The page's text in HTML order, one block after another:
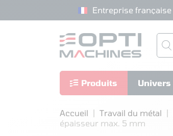
Entreprise française
Produits Univers
Accueil Travail du métal
épaisseur max. 5 mm